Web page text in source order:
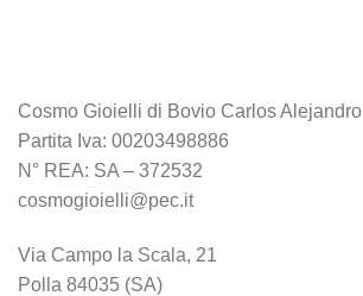
Cosmo Gioielli di Bovio Carlos Alejandro
Partita Iva: 00203498886
N° REA: SA – 372532
cosmogioielli@pec.it
Via Campo la Scala, 21
Polla 84035 (SA)